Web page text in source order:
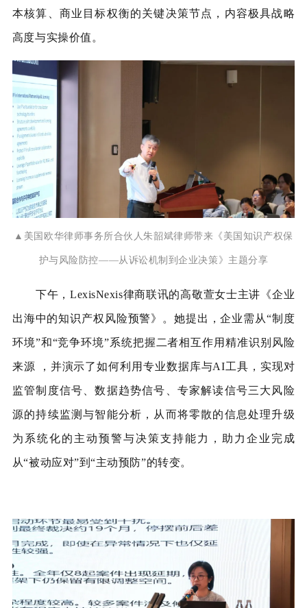
本核算、商业目标权衡的关键决策节点，内容极具战略
高度与实操价值。
▲ 美国欧华律师事务所合伙人朱韶斌律师带来《美国知识产权保
护与风险防控——从诉讼机制到企业决策》主题分享
下午，LexisNexis律商联讯的高敬萱女士主讲《企业
出海中的知识产权风险预警》。她提出，企业需从“制度
环境”和“竞争环境”系统把握二者相互作用精准识别风险
来源 ，并演示了如何利用专业数据库与AI工具，实现对
监管制度信号、数据趋势信号、专家解读信号三大风险
源的持续监测与智能分析，从而将零散的信息处理升级
为系统化的主动预警与决策支持能力，助力企业完成
从“被动应对”到“主动预防”的转变。